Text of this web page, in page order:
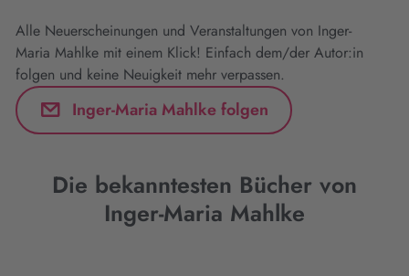
Alle Neuerscheinungen und Veranstaltungen von Inger-
Maria Mahlke mit einem Klick! Einfach dem/der Autor:in
folgen und keine Neuigkeit mehr verpassen.
Inger-Maria Mahlke folgen
Die bekanntesten Bücher von
Inger-Maria Mahlke